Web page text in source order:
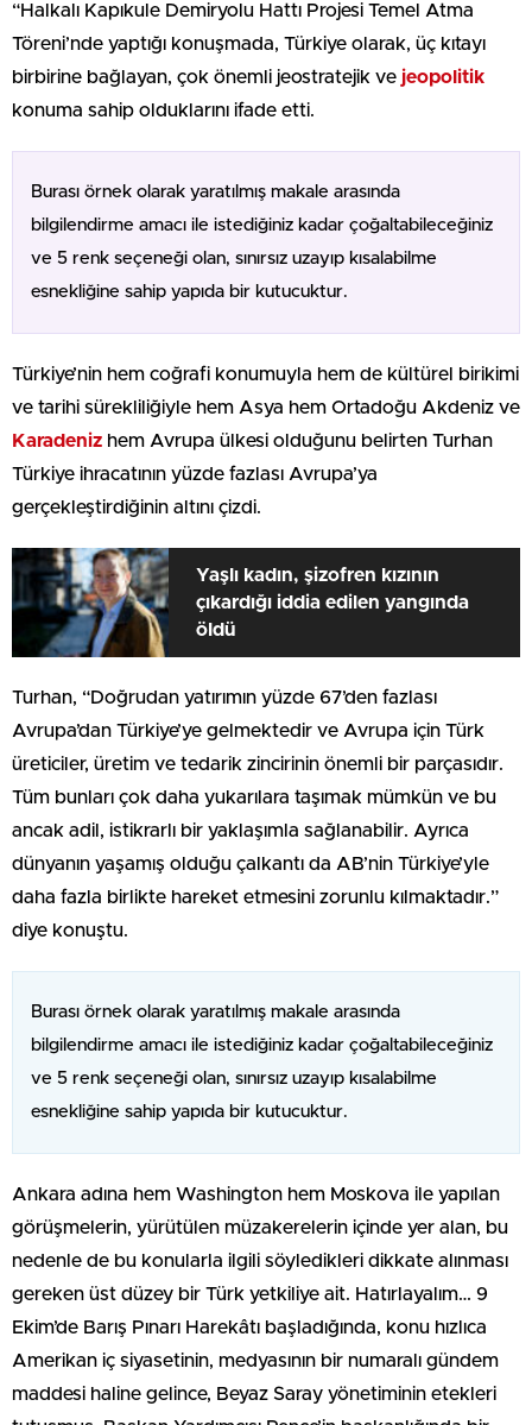
“Halkalı Kapıkule Demiryolu Hattı Projesi Temel Atma
Töreni’nde yaptığı konuşmada, Türkiye olarak, üç kıtayı
birbirine bağlayan, çok önemli jeostratejik ve jeopolitik
konuma sahip olduklarını ifade etti.
Burası örnek olarak yaratılmış makale arasında
bilgilendirme amacı ile istediğiniz kadar çoğaltabileceğiniz
ve 5 renk seçeneği olan, sınırsız uzayıp kısalabilme
esnekliğine sahip yapıda bir kutucuktur.
Türkiye’nin hem coğrafi konumuyla hem de kültürel birikimi
ve tarihi sürekliliğiyle hem Asya hem Ortadoğu Akdeniz ve
Karadeniz hem Avrupa ülkesi olduğunu belirten Turhan
Türkiye ihracatının yüzde fazlası Avrupa’ya
gerçekleştirdiğinin altını çizdi.
Yaşlı kadın, şizofren kızının
çıkardığı iddia edilen yangında
öldü
Turhan, “Doğrudan yatırımın yüzde 67’den fazlası
Avrupa’dan Türkiye’ye gelmektedir ve Avrupa için Türk
üreticiler, üretim ve tedarik zincirinin önemli bir parçasıdır.
Tüm bunları çok daha yukarılara taşımak mümkün ve bu
ancak adil, istikrarlı bir yaklaşımla sağlanabilir. Ayrıca
dünyanın yaşamış olduğu çalkantı da AB’nin Türkiye’yle
daha fazla birlikte hareket etmesini zorunlu kılmaktadır.”
diye konuştu.
Burası örnek olarak yaratılmış makale arasında
bilgilendirme amacı ile istediğiniz kadar çoğaltabileceğiniz
ve 5 renk seçeneği olan, sınırsız uzayıp kısalabilme
esnekliğine sahip yapıda bir kutucuktur.
Ankara adına hem Washington hem Moskova ile yapılan
görüşmelerin, yürütülen müzakerelerin içinde yer alan, bu
nedenle de bu konularla ilgili söyledikleri dikkate alınması
gereken üst düzey bir Türk yetkiliye ait. Hatırlayalım… 9
Ekim’de Barış Pınarı Harekâtı başladığında, konu hızlıca
Amerikan iç siyasetinin, medyasının bir numaralı gündem
maddesi haline gelince, Beyaz Saray yönetiminin etekleri